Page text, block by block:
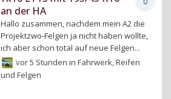
an der HA
Hallo zusammen, nachdem mein A2 die
Projektzwo-Felgen ja nicht haben wollte,
ich aber schon total auf neue Felgen...
vor 5 Stunden inFahrwerk, Reifen
und Felgen